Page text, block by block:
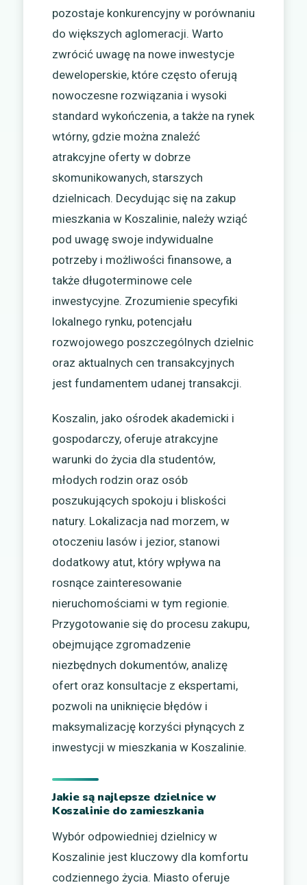
pozostaje konkurencyjny w porównaniu
do większych aglomeracji. Warto
zwrócić uwagę na nowe inwestycje
deweloperskie, które często oferują
nowoczesne rozwiązania i wysoki
standard wykończenia, a także na rynek
wtórny, gdzie można znaleźć
atrakcyjne oferty w dobrze
skomunikowanych, starszych
dzielnicach. Decydując się na zakup
mieszkania w Koszalinie, należy wziąć
pod uwagę swoje indywidualne
potrzeby i możliwości finansowe, a
także długoterminowe cele
inwestycyjne. Zrozumienie specyfiki
lokalnego rynku, potencjału
rozwojowego poszczególnych dzielnic
oraz aktualnych cen transakcyjnych
jest fundamentem udanej transakcji.
Koszalin, jako ośrodek akademicki i
gospodarczy, oferuje atrakcyjne
warunki do życia dla studentów,
młodych rodzin oraz osób
poszukujących spokoju i bliskości
natury. Lokalizacja nad morzem, w
otoczeniu lasów i jezior, stanowi
dodatkowy atut, który wpływa na
rosnące zainteresowanie
nieruchomościami w tym regionie.
Przygotowanie się do procesu zakupu,
obejmujące zgromadzenie
niezbędnych dokumentów, analizę
ofert oraz konsultacje z ekspertami,
pozwoli na uniknięcie błędów i
maksymalizację korzyści płynących z
inwestycji w mieszkania w Koszalinie.
Jakie są najlepsze dzielnice w
Koszalinie do zamieszkania
Wybór odpowiedniej dzielnicy w
Koszalinie jest kluczowy dla komfortu
codziennego życia. Miasto oferuje